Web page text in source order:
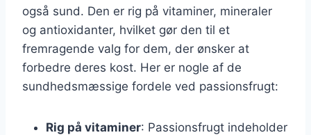
også sund. Den er rig på vitaminer, mineraler
og antioxidanter, hvilket gør den til et
fremragende valg for dem, der ønsker at
forbedre deres kost. Her er nogle af de
sundhedsmæssige fordele ved passionsfrugt:
Rig på vitaminer: Passionsfrugt indeholder